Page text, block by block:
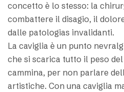
concetto è lo stesso: la
combattere il disagio, il
dalle patologias invalidanti.
La caviglia è un punto
che si scarica tutto il peso
cammina, per non parlare
artistiche. Con una caviglia